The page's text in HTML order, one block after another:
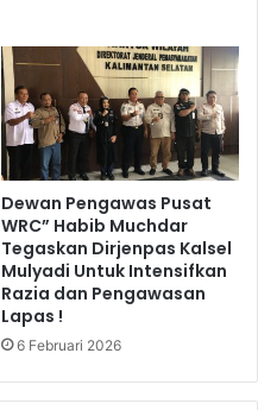
Dewan Pengawas Pusat
WRC” Habib Muchdar
Tegaskan Dirjenpas Kalsel
Mulyadi Untuk Intensifkan
Razia dan Pengawasan
Lapas !
6 Februari 2026